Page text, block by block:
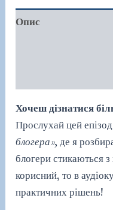
Опис
Хочеш дізнатися
Прослухай цей
блогера», де я
блогери стикаються
корисний, то в
практичних рішень!